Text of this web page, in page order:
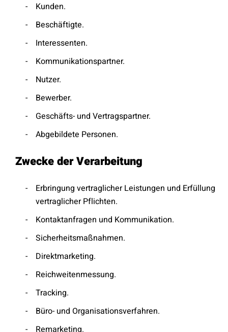
Kunden.
Beschäftigte.
Interessenten.
Kommunikationspartner.
Nutzer.
Bewerber.
Geschäfts- und Vertragspartner.
Abgebildete Personen.
Zwecke der Verarbeitung
Erbringung vertraglicher Leistungen und Erfüllung
vertraglicher Pflichten.
Kontaktanfragen und Kommunikation.
Sicherheitsmaßnahmen.
Direktmarketing.
Reichweitenmessung.
Tracking.
Büro- und Organisationsverfahren.
Remarketing.